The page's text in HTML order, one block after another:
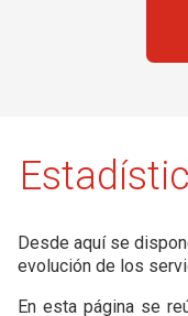
Desde aquí se
evolución de los
En esta página se